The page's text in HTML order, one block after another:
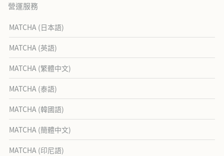
營運服務
MATCHA (日本語)
MATCHA (英語)
MATCHA (繁體中文)
MATCHA (泰語)
MATCHA (韓國語)
MATCHA (簡體中文)
MATCHA (印尼語)